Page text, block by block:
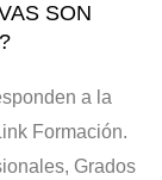
SON
a la
Formación.
Grados